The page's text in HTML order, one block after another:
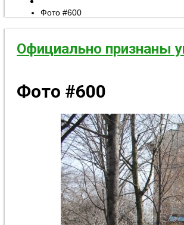
Фото #600
Официально признаны
Фото #600